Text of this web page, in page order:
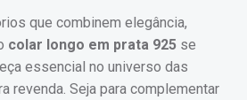
que combinem elegância,
colar longo em prata 925 se
essencial no universo das
revenda. Seja para complementar